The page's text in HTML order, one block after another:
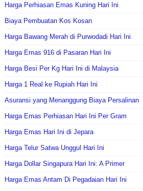
Harga Perhiasan Emas Kuning Hari Ini
Biaya Pembuatan Kos Kosan
Harga Bawang Merah di Purwodadi Hari Ini
Harga Emas 916 di Pasaran Hari Ini
Harga Besi Per Kg Hari Ini di Malaysia
Harga 1 Real ke Rupiah Hari Ini
Asuransi yang Menanggung Biaya Persalinan
Harga Emas Perhiasan Hari Ini Per Gram
Harga Emas Hari Ini di Jepara
Harga Telur Satwa Unggul Hari Ini
Harga Dollar Singapura Hari Ini: A Primer
Harga Emas Antam Di Pegadaian Hari Ini